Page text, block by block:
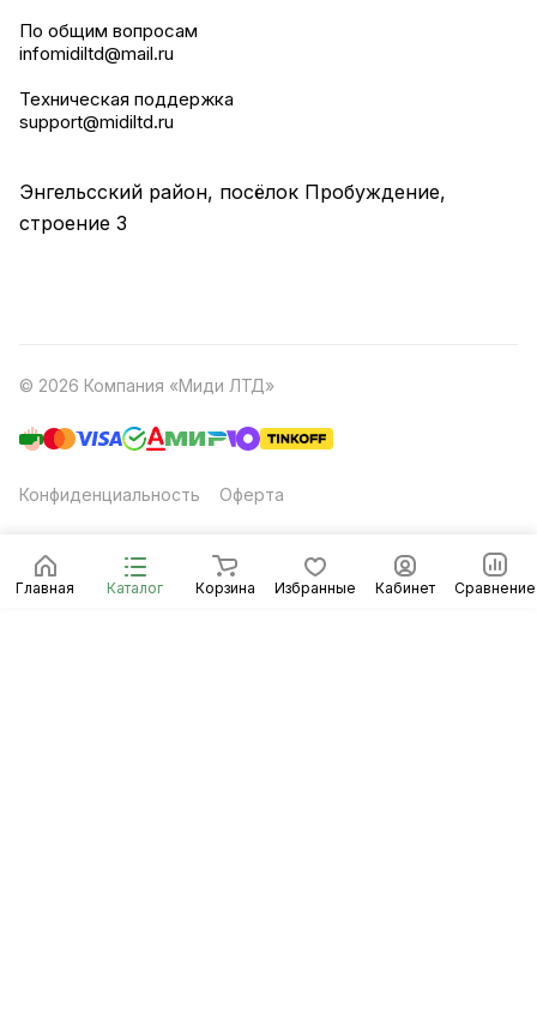
Главная Каталог Корзина Избранные Кабинет Сравнение
По общим вопросам
infomidiltd@mail.ru
Техническая поддержка
support@midiltd.ru
Энгельсский район, посёлок Пробуждение,
строение 3
© 2026 Компания «Миди ЛТД»
Конфиденциальность Оферта